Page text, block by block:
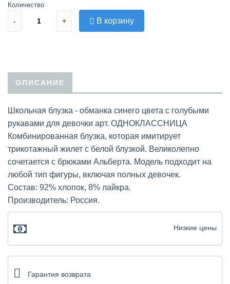
Количество
- + В корзину
ОПИСАНИЕ
Школьная блузка - обманка синего цвета с голубыми
рукавами для девочки арт. ОДНОКЛАССНИЦА
Комбинированная блузка, которая имитирует
трикотажный жилет с белой блузкой. Великолепно
сочетается с брюками Альберта. Модель подходит на
любой тип фигуры, включая полных девочек.
Состав: 92% хлопок, 8% лайкра.
Производитель: Россия.
Низкие цены
Гарантия возврата